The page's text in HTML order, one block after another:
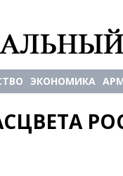
ЭКОНОМИКА